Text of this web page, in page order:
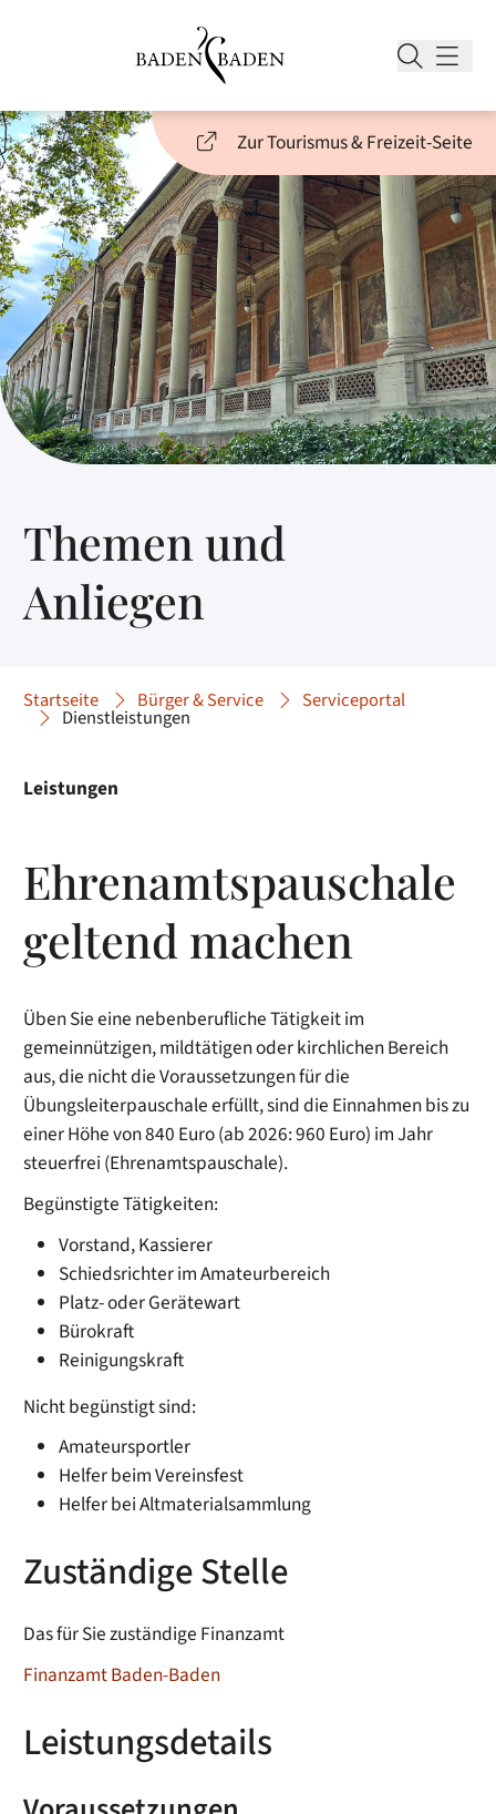
Zur Tourismus & Freizeit-Seite
Themen und
Anliegen
Startseite Bürger & Service Serviceportal
Dienstleistungen
Leistungen
Ehrenamtspauschale
geltend machen
Üben Sie eine nebenberufliche Tätigkeit im
gemeinnützigen, mildtätigen oder kirchlichen Bereich
aus, die nicht die Voraussetzungen für die
Übungsleiterpauschale erfüllt, sind die Einnahmen bis zu
einer Höhe von 840 Euro (ab 2026: 960 Euro) im Jahr
steuerfrei (Ehrenamtspauschale).
Begünstigte Tätigkeiten:
Vorstand, Kassierer
Schiedsrichter im Amateurbereich
Platz- oder Gerätewart
Bürokraft
Reinigungskraft
Nicht begünstigt sind:
Amateursportler
Helfer beim Vereinsfest
Helfer bei Altmaterialsammlung
Zuständige Stelle
Das für Sie zuständige Finanzamt
Finanzamt Baden-Baden
Leistungsdetails